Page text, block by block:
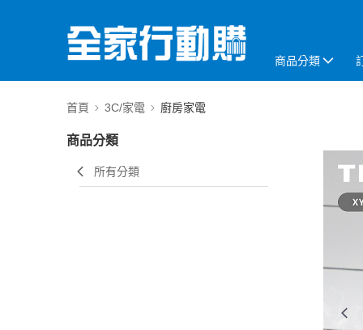
商品分類
首頁 3C/家電 廚房家電
商品分類
所有分類